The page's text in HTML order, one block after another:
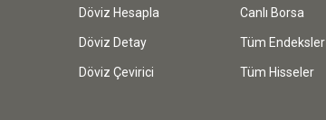
Döviz Hesapla
Döviz Detay
Döviz Çevirici
Canlı Borsa
Tüm Endeksler
Tüm Hisseler